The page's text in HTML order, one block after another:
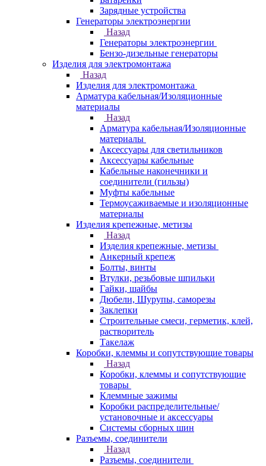
Зарядные устройства
Генераторы электроэнергии
Назад
Генераторы электроэнергии
Бензо-дизельные генераторы
Изделия для электромонтажа
Назад
Изделия для электромонтажа
Арматура кабельная/Изоляционные
материалы
Назад
Арматура кабельная/Изоляционные
материалы
Аксессуары для светильников
Аксессуары кабельные
Кабельные наконечники и
соединители (гильзы)
Муфты кабельные
Термоусаживаемые и изоляционные
материалы
Изделия крепежные, метизы
Назад
Изделия крепежные, метизы
Анкерный крепеж
Болты, винты
Втулки, резьбовые шпильки
Гайки, шайбы
Дюбели, Шурупы, саморезы
Заклепки
Строительные смеси, герметик, клей,
растворитель
Такелаж
Коробки, клеммы и сопутствующие товары
Назад
Коробки, клеммы и сопутствующие
товары
Клеммные зажимы
Коробки распределительные/
установочные и аксессуары
Системы сборных шин
Разъемы, соединители
Назад
Разъемы, соединители